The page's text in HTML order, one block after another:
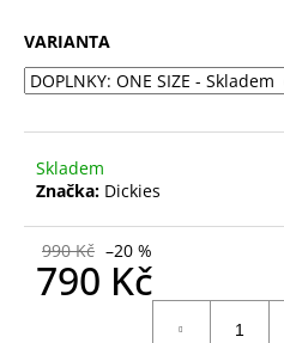
VARIANTA
Skladem
Značka: Dickies
990 Kč –20 %
790 Kč
o
r
u
č
e
m